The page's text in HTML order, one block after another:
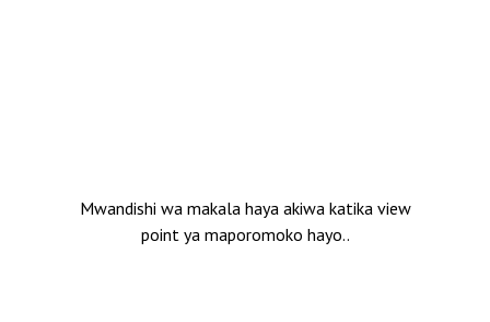
Mwandishi wa makala haya akiwa katika view
point ya maporomoko hayo..